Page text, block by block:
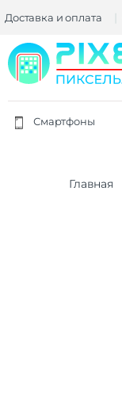
Доставка и оплата
Смартфоны
Главная